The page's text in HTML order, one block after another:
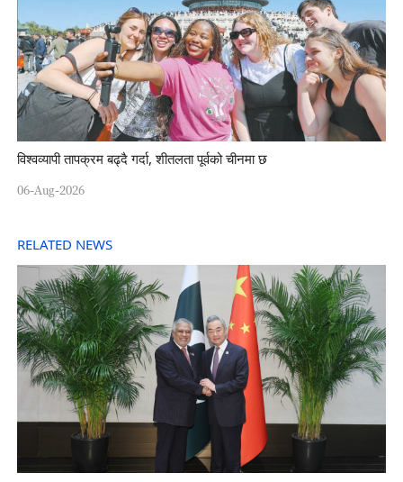
विश्वव्यापी तापक्रम बढ्दै गर्दा, शीतलता पूर्वको चीनमा छ
06-Aug-2026
RELATED NEWS